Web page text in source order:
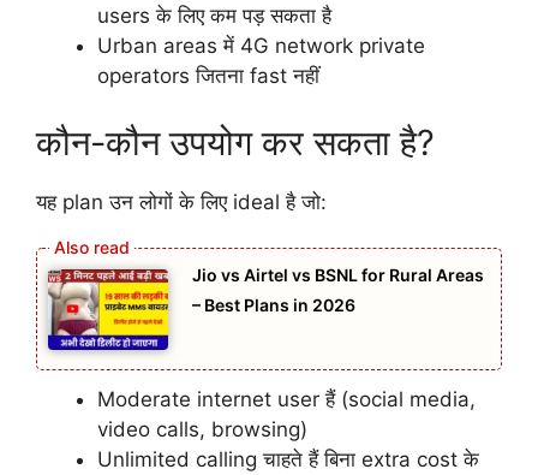
users के लिए कम पड़ सकता है
Urban areas में 4G network private
operators जितना fast नहीं
कौन-कौन उपयोग कर सकता है?
यह plan उन लोगों के लिए ideal है जो:
Jio vs Airtel vs BSNL for Rural Areas
– Best Plans in 2026
Moderate internet user हैं (social media,
video calls, browsing)
Unlimited calling चाहते हैं बिना extra cost के